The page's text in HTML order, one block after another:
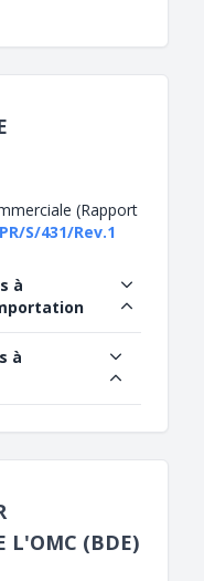
(Rapport
S/431/Rev.1
à
à
L'OMC (BDE)